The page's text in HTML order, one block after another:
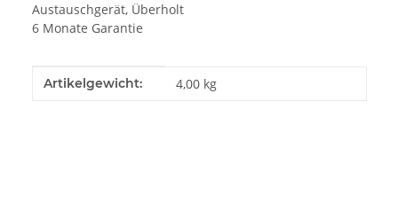
Austauschgerät, Überholt
6 Monate Garantie
Produkteigenschaft
Wert
Artikelgewicht: 4,00 kg